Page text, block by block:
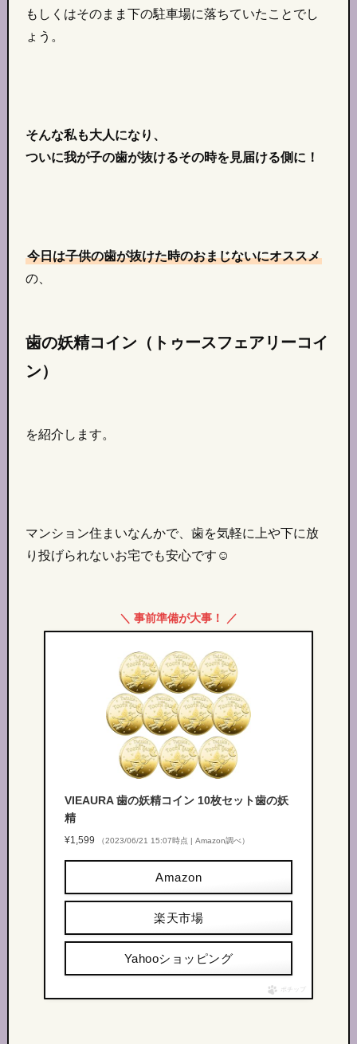
もしくはそのまま下の駐車場に落ちていたことでし
ょう。
そんな私も大人になり、
ついに我が子の歯が抜けるその時を見届ける側に！
今日は子供の歯が抜けた時のおまじないにオススメ
の、
歯の妖精コイン（トゥースフェアリーコイ
ン）
を紹介します。
マンション住まいなんかで、歯を気軽に上や下に放
り投げられないお宅でも安心です☺︎
＼ 事前準備が大事！ ／
VIEAURA 歯の妖精コイン 10枚セット歯の妖
精
¥1,599 （2023/06/21 15:07時点 | Amazon調べ）
Amazon
楽天市場
Yahooショッピング
ポチップ